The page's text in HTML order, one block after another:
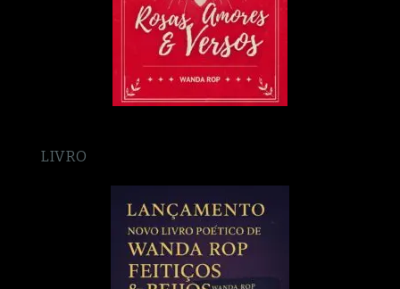
LIVRO